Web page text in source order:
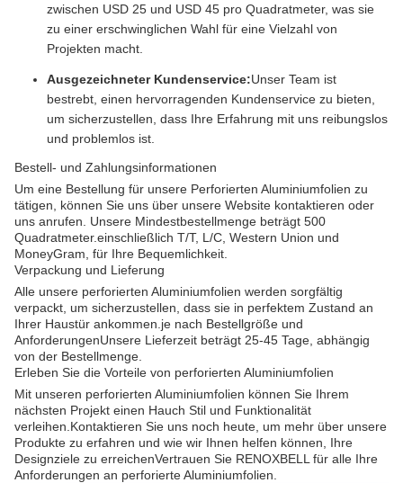
zwischen USD 25 und USD 45 pro Quadratmeter, was sie
zu einer erschwinglichen Wahl für eine Vielzahl von
Projekten macht.
Ausgezeichneter Kundenservice:Unser Team ist
bestrebt, einen hervorragenden Kundenservice zu bieten,
um sicherzustellen, dass Ihre Erfahrung mit uns reibungslos
und problemlos ist.
Bestell- und Zahlungsinformationen
Um eine Bestellung für unsere Perforierten Aluminiumfolien zu
tätigen, können Sie uns über unsere Website kontaktieren oder
uns anrufen. Unsere Mindestbestellmenge beträgt 500
Quadratmeter.einschließlich T/T, L/C, Western Union und
MoneyGram, für Ihre Bequemlichkeit.
Verpackung und Lieferung
Alle unsere perforierten Aluminiumfolien werden sorgfältig
verpackt, um sicherzustellen, dass sie in perfektem Zustand an
Ihrer Haustür ankommen.je nach Bestellgröße und
AnforderungenUnsere Lieferzeit beträgt 25-45 Tage, abhängig
von der Bestellmenge.
Erleben Sie die Vorteile von perforierten Aluminiumfolien
Mit unseren perforierten Aluminiumfolien können Sie Ihrem
nächsten Projekt einen Hauch Stil und Funktionalität
verleihen.Kontaktieren Sie uns noch heute, um mehr über unsere
Produkte zu erfahren und wie wir Ihnen helfen können, Ihre
Designziele zu erreichenVertrauen Sie RENOXBELL für alle Ihre
Anforderungen an perforierte Aluminiumfolien.